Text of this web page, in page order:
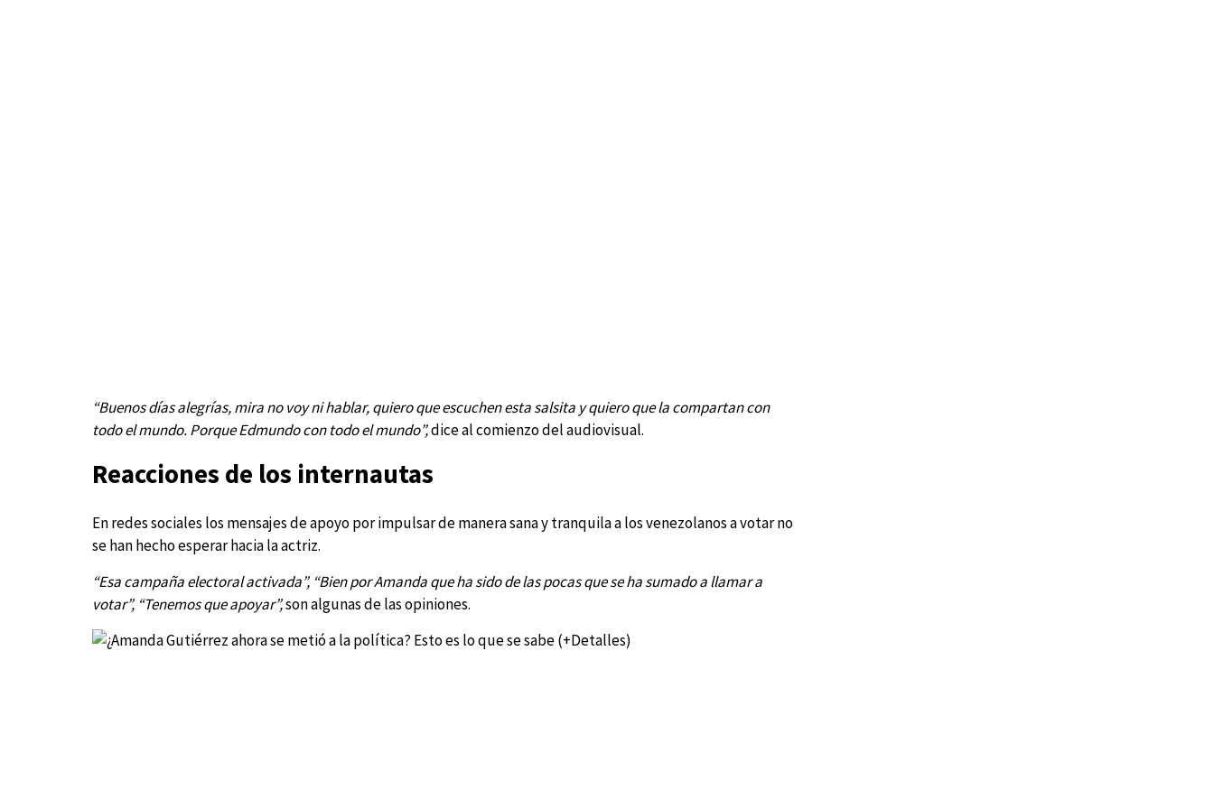
“Buenos días alegrías, mira no voy ni hablar, quiero que escuchen esta salsita y quiero que la compartan con
todo el mundo. Porque Edmundo con todo el mundo”,dice al comienzo del audiovisual.
Reacciones de los internautas
En redes sociales los mensajes de apoyo por impulsar de manera sana y tranquila a los venezolanos a votar no
se han hecho esperar hacia la actriz.
“Esa campaña electoral activada”, “Bien por Amanda que ha sido de las pocas que se ha sumado a llamar a
votar”, “Tenemos que apoyar”,son algunas de las opiniones.